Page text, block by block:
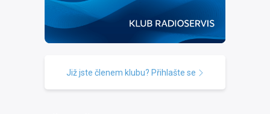
Již jste členem klubu? Přihlašte se